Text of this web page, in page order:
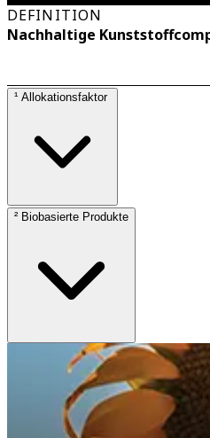
DEFINITION
Nachhaltige
¹ Allokationsfaktor
² Biobasierte Produkte